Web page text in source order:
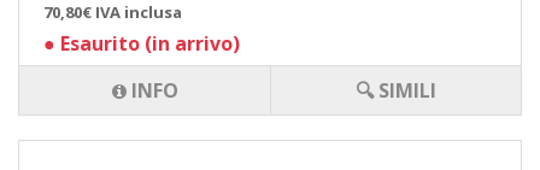
70,80€ IVA inclusa
● Esaurito (in arrivo)
INFO
🔍 SIMILI